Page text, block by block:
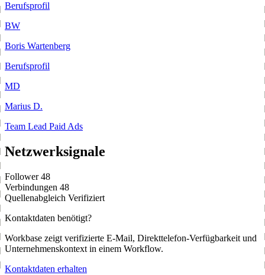
Berufsprofil
BW
Boris Wartenberg
Berufsprofil
MD
Marius D.
Team Lead Paid Ads
Netzwerksignale
Follower 48
Verbindungen 48
Quellenabgleich Verifiziert
Kontaktdaten benötigt?
Workbase zeigt verifizierte E-Mail, Direkttelefon-Verfügbarkeit und
Unternehmenskontext in einem Workflow.
Kontaktdaten erhalten